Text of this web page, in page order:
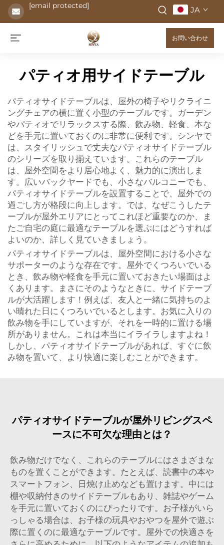
[email protected] JA
お問い合わせ
パティオ用サイドテーブル
パティオサイドテーブルは、屋外の椅子やリクライニ
ングチェアの横に置く小型のテーブルです。ガーデン
やパティオでリラックスする際、飲み物、軽食、本な
どを手元に置いておくのに非常に便利です。シンヤで
は、スタイリッシュで丈夫なパティオサイドテーブル
のシリーズを取り揃えています。これらのテーブル
は、屋外空間をより居心地よく、魅力的に演出しま
す。広いバックヤードでも、小さなバルコニーでも、
パティオサイドテーブルを設置することで、屋外での
過ごし方が格段に向上します。では、なぜこうしたテ
ーブルが屋外エリアにとってこれほど重要なのか、ま
たご自宅の庭に最適なテーブルを選ぶにはどうすれば
よいのか、詳しく見ていきましょう。
パティオサイドテーブルは、屋外空間における小さな
サポーターのような存在です。屋外でくつろいでいる
とき、飲み物や軽食を手元に置いておきたい場面はよ
くあります。まさにそのようなときに、サイドテーブ
ルが大活躍します！例えば、友人と一緒に気持ちのよ
い晴れた日にくつろいでいるとします。お気に入りの
飲み物を手にしていますが、それを一時的に置ける場
所がありません。これは本当にイライラしますよね！
しかし、パティオサイドテーブルがあれば、すぐに飲
み物を置いて、より快適に楽しむことができます。
パティオサイドテーブルが屋外リビングスペ
ースに不可欠な理由とは？
飲み物だけでなく、これらのテーブルにはさまざまな
ものを置くことができます。たとえば、読書中の本や
スマートフォン、日焼け止めなども置けます。中には
棚や収納付きのサイドテーブルもあり、雑誌やゲーム
を手元に置いておくのにぴったりです。お子様がいら
っしゃる場合は、お子様の玩具やおやつを屋外で遊ぶ
際に置くのに最適なテーブルです。屋外での快適さを